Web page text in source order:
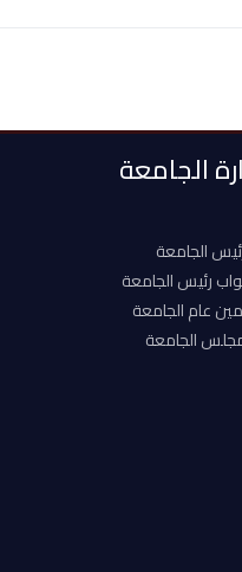
الجامعة
الجامعة
رئيس الجامعة
عام الجامعة
الجامعة